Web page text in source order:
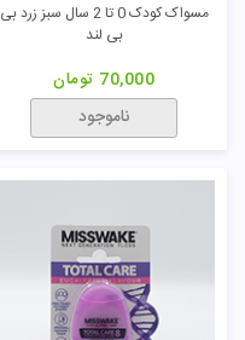
مسواک کودک 0 تا 2 سال سبز زرد بی
بی لند
70,000 تومان
ناموجود